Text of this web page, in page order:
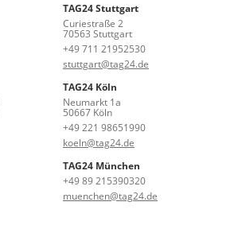
TAG24 Stuttgart
Curiestraße 2
70563 Stuttgart
+49 711 21952530
stuttgart@tag24.de
TAG24 Köln
Neumarkt 1a
50667 Köln
+49 221 98651990
koeln@tag24.de
TAG24 München
+49 89 215390320
muenchen@tag24.de